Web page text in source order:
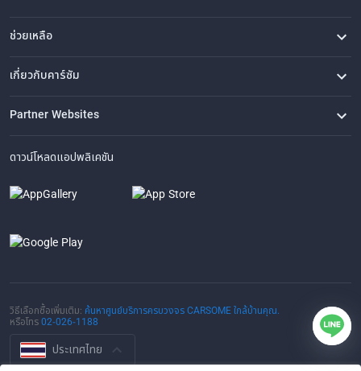
ช่วยเหลือ
คำถามที่พบบ่อย
ติดต่อเรา
ที่ตั้งของเรา
เกี่ยวกับคาร์ซัม
เรื่องราวของเรา
ซื้อรถจาก CARSOME
บทความ
การแจ้งเบาะแส
ร่วมงานกับเรา
Partner Websites
AutoFun
One2Car
AutoSpinn
CarTimes
ดาวน์โหลดแอปพลิเคชัน
วิธีเลือกซื้อเพิ่มเติม: ค้นหาศูนย์บริการครบวงจร CARSOME ใกล้บ้านคุณ.
หรือโทร02-026-1188
ประเทศไทย